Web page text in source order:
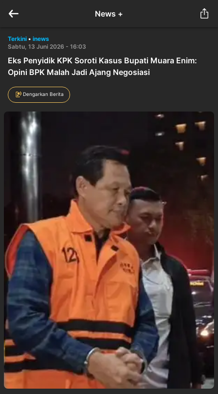
News +
Terkini • inews
Sabtu, 13 Juni 2026 - 16:03
Eks Penyidik KPK Soroti Kasus Bupati Muara Enim:
Opini BPK Malah Jadi Ajang Negosiasi
Dengarkan Berita